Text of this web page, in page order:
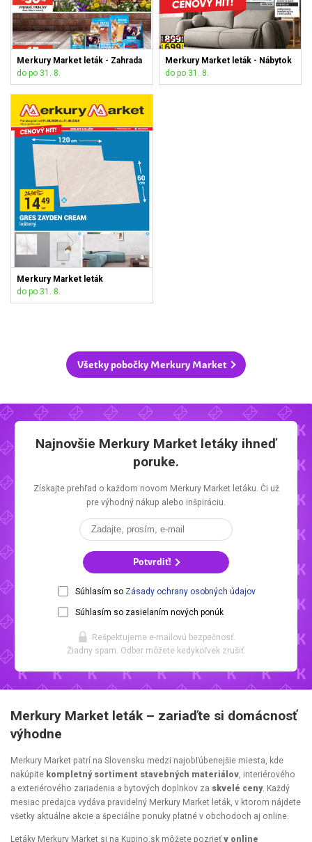
Merkury Market leták - Zahrada
do po 31. 8.
Merkury Market leták - Nábytok
do po 31. 8.
Merkury Market leták
do po 31. 8.
Všetky pobočky Merkury Market
Najnovšie Merkury Market letáky ihneď
poruke.
Získajte prehľad o každom novom Merkury Market letáku. Či už
pre výhodný nákup alebo inšpiráciu.
Potvrdiť!
Súhlasím so Zásady ochrany osobných údajov
Súhlasím so zasielaním nových ponúk
Rešpektujeme e-mailovú bezpečnosť.
Žiadny spam. Odber môžete kedykoľvek zrušiť.
Merkury Market leták – zariaďte si domácnosť
výhodne
Merkury Market patrí na Slovensku medzi najobľúbenejšie miesta, kde
nakúpite kompletný sortiment stavebných materiálov, interiérového
a exteriérového zariadenia a bytových doplnkov za skvelé ceny. Každý
mesiac predajca vydáva pravidelný Merkury Market leták, v ktorom nájdete
všetky aktuálne akcie a špeciálne ponuky platné v obchodoch aj online.
Letáky Merkury Market si na Kupino.sk môžete pozrieťv online